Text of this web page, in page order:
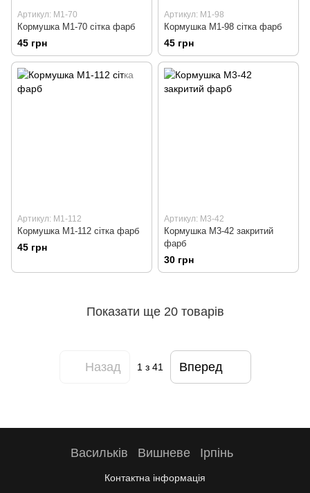
Артикул: М1-70
Кормушка М1-70 сітка фарб
45 грн
Артикул: М1-98
Кормушка М1-98 сітка фарб
45 грн
Артикул: М1-112
Кормушка М1-112 сітка фарб
45 грн
Артикул: М3-42
Кормушка М3-42 закритий
фарб
30 грн
Показати ще 20 товарів
Назад 1 з 41 Вперед
Васильків Вишневе Ірпінь
Контактна інформація